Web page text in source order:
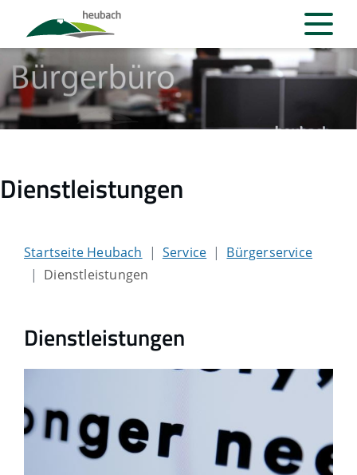
Dienstleistungen
Startseite Heubach Service
Bürgerservice
Dienstleistungen
Dienstleistungen